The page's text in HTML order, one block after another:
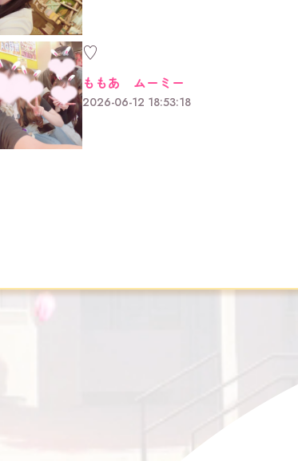
♡
ももあ ムーミー
2026-06-12 18:53:18